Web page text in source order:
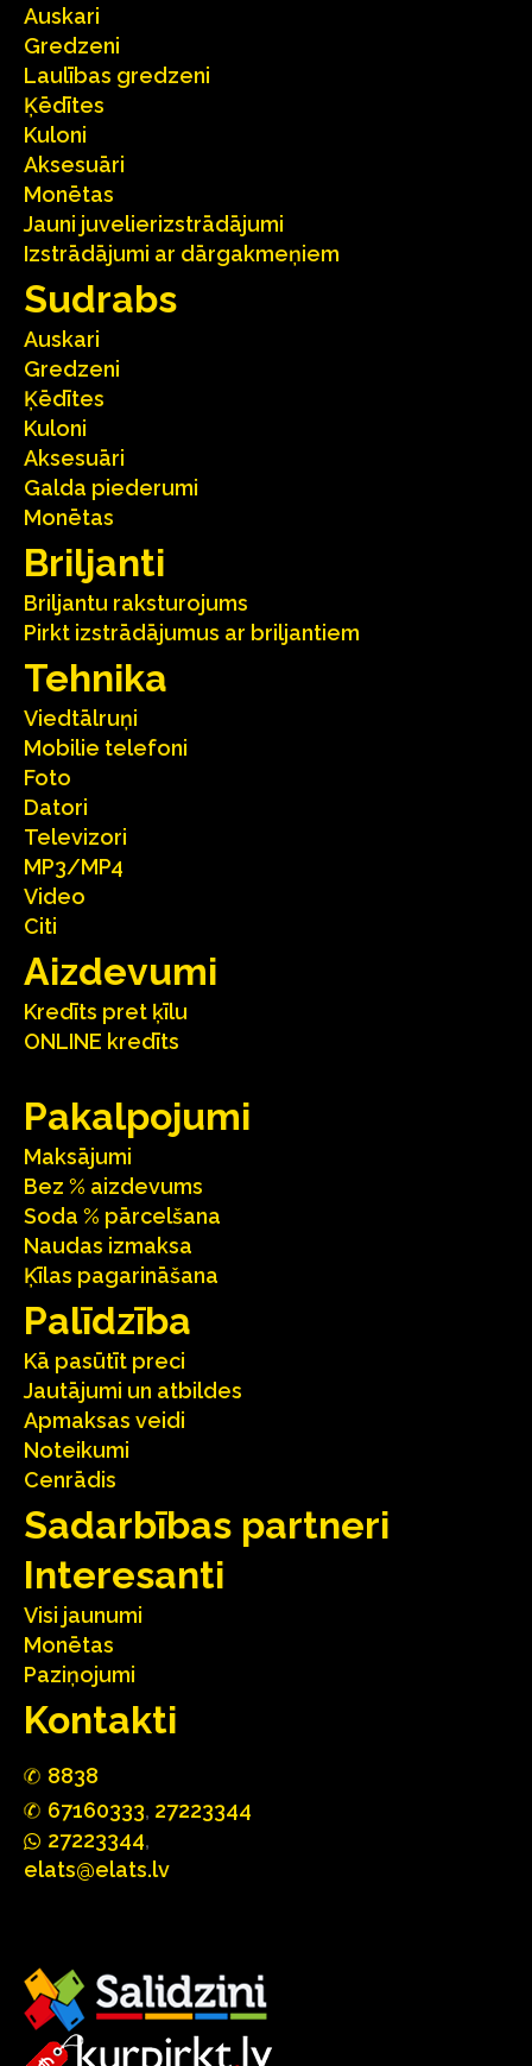
Auskari
Gredzeni
Laulības gredzeni
Ķēdītes
Kuloni
Aksesuāri
Monētas
Jauni juvelierizstrādājumi
Izstrādājumi ar dārgakmeņiem
Sudrabs
Auskari
Gredzeni
Ķēdītes
Kuloni
Aksesuāri
Galda piederumi
Monētas
Briljanti
Briljantu raksturojums
Pirkt izstrādājumus ar briljantiem
Tehnika
Viedtālruņi
Mobilie telefoni
Foto
Datori
Televizori
MP3/MP4
Video
Citi
Aizdevumi
Kredīts pret ķīlu
ONLINE kredīts
Pakalpojumi
Maksājumi
Bez % aizdevums
Soda % pārcelšana
Naudas izmaksa
Ķīlas pagarināšana
Palīdzība
Kā pasūtīt preci
Jautājumi un atbildes
Apmaksas veidi
Noteikumi
Cenrādis
Sadarbības partneri
Interesanti
Visi jaunumi
Monētas
Paziņojumi
Kontakti
8838
67160333, 27223344
27223344,
elats@elats.lv